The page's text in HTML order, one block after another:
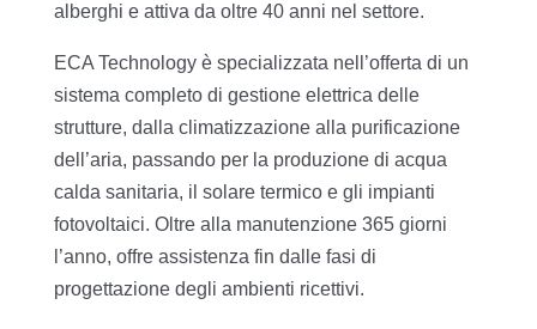
alberghi e attiva da oltre 40 anni nel settore.
ECA Technology è specializzata nell’offerta di un
sistema completo di gestione elettrica delle
strutture, dalla climatizzazione alla purificazione
dell’aria, passando per la produzione di acqua
calda sanitaria, il solare termico e gli impianti
fotovoltaici. Oltre alla manutenzione 365 giorni
l’anno, offre assistenza fin dalle fasi di
progettazione degli ambienti ricettivi.